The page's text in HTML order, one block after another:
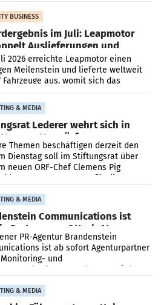
und der
BUSINESS
im Juli: Leapmotor
Auslieferungen und
die 100.000er-Marke
2026 erreichte Leapmotor einen
Meilenstein und lieferte weltweit
Fahrzeuge aus, womit sich das
gegenüber Juli 2025 mehr als
(+102
& MEDIA
Lederer wehrt sich in
gegen Vorwürfe
Themen beschäftigen derzeit den
Dienstag soll im Stiftungsrat über
neuen ORF-Chef Clemens Pig
Besetzungen für die
& MEDIA
Communications ist
Partner von OtterlyAI
PR-Agentur Brandenstein
ist ab sofort Agenturpartner
und
OtterlyAI. Damit baut
& MEDIA